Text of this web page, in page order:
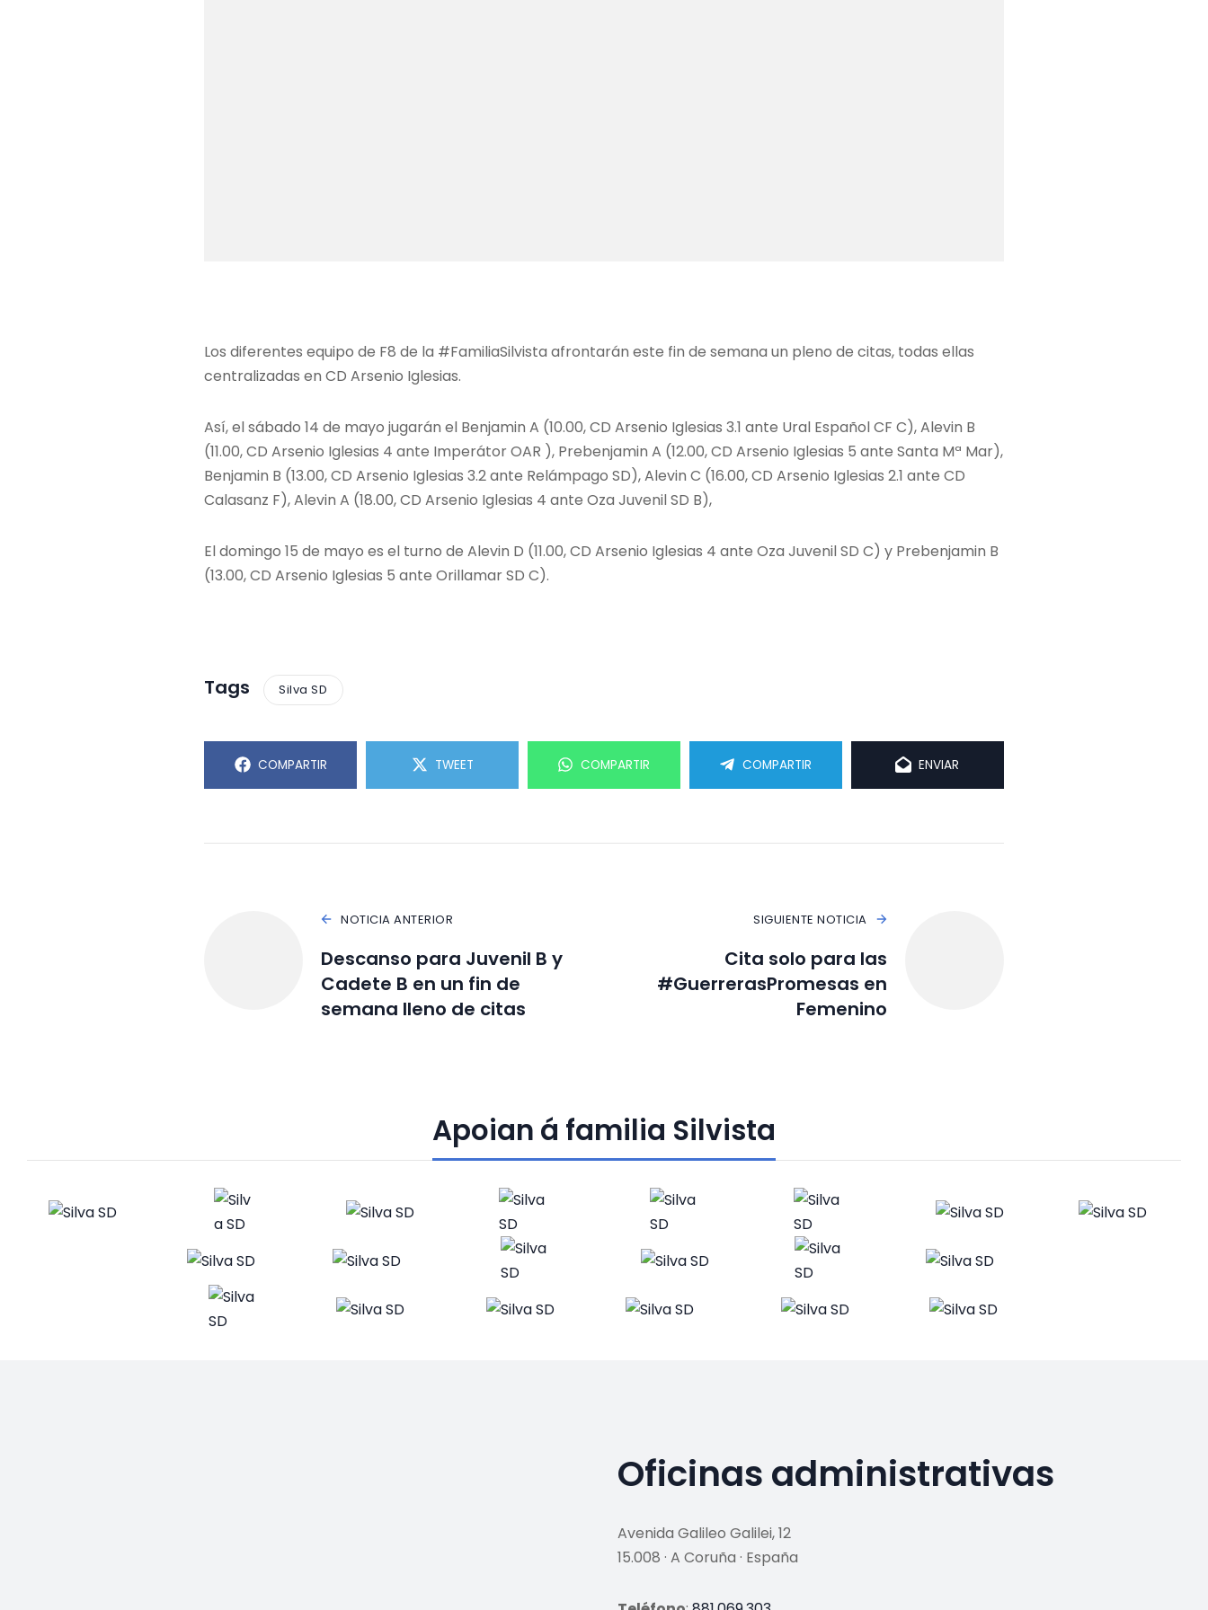
Los diferentes equipo de F8 de la #FamiliaSilvista afrontarán este fin de semana un pleno de citas, todas ellas
centralizadas en CD Arsenio Iglesias.
Así, el sábado 14 de mayo jugarán el Benjamin A (10.00, CD Arsenio Iglesias 3.1 ante Ural Español CF C), Alevin B
(11.00, CD Arsenio Iglesias 4 ante Imperátor OAR ), Prebenjamin A (12.00, CD Arsenio Iglesias 5 ante Santa Mª Mar),
Benjamin B (13.00, CD Arsenio Iglesias 3.2 ante Relámpago SD), Alevin C (16.00, CD Arsenio Iglesias 2.1 ante CD
Calasanz F), Alevin A (18.00, CD Arsenio Iglesias 4 ante Oza Juvenil SD B),
El domingo 15 de mayo es el turno de Alevin D (11.00, CD Arsenio Iglesias 4 ante Oza Juvenil SD C) y Prebenjamin B
(13.00, CD Arsenio Iglesias 5 ante Orillamar SD C).
Tags Silva SD
COMPARTIR TWEET COMPARTIR COMPARTIR ENVIAR
NOTICIA ANTERIOR
Descanso para Juvenil B y
Cadete B en un fin de
semana lleno de citas
SIGUIENTE NOTICIA
Cita solo para las
#GuerrerasPromesas en
Femenino
Apoian á familia Silvista
Oficinas administrativas
Avenida Galileo Galilei, 12
15.008 · A Coruña · España